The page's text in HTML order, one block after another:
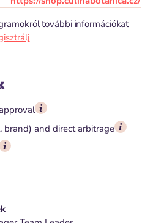
további információkat
brand) and direct arbitrage